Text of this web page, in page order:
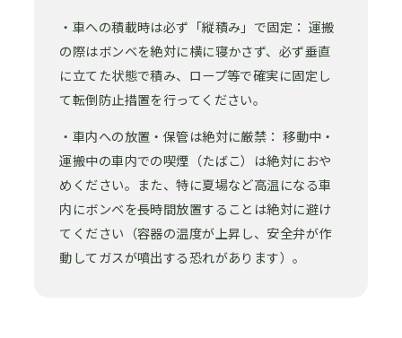
・車への積載時は必ず「縦積み」で固定： 運搬
の際はボンベを絶対に横に寝かさず、必ず垂直
に立てた状態で積み、ロープ等で確実に固定し
て転倒防止措置を行ってください。
・車内への放置・保管は絶対に厳禁： 移動中・
運搬中の車内での喫煙（たばこ）は絶対におや
めください。また、特に夏場など高温になる車
内にボンベを長時間放置することは絶対に避け
てください（容器の温度が上昇し、安全弁が作
動してガスが噴出する恐れがあります）。